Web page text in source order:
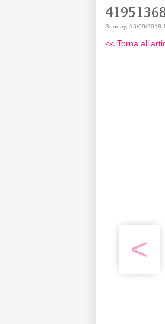
Sunday, 16/09/2018
<< Torna
<